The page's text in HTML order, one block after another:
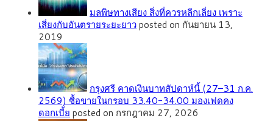
มลพิษทางเสียง สิ่งที่ควรหลีกเลี่ยง เพราะ
เสี่ยงกับอันตรายระยะยาวposted on กันยายน 13,
2019
กรุงศรี คาดเงินบาทสัปดาห์นี้ (27–31 ก.ค.
2569) ซื้อขายในกรอบ 33.40-34.00 มองเฟดคง
ดอกเบี้ย posted on กรกฎาคม 27, 2026